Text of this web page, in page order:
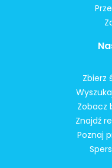
Zbierz
Zobacz
Znajdź
Poznaj